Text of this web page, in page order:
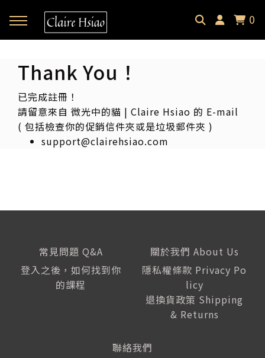
0
✦ 關於微光貓｜About
微光中的貓｜Claire Hsiao
✦ 微光貓宇宙｜Meowverse
文字裡的微光貓｜Blog
✦ 課程與商品｜Selection
催眠預約｜Hypnotherapy
Thank You！
已完成註冊！
請留意來自 微光中的貓 | Claire Hsiao 的 E-mail
( 包括檢查你的促銷信件夾或是垃圾郵件夾 )
support@clairehsiao.com
常見問題 Q&A
登入之後，如何找到你
的課程
關於我們 About Us
隱私權條款 Privacy Po
licy
退換貨政策 Shipping
& Returns
聯絡我們